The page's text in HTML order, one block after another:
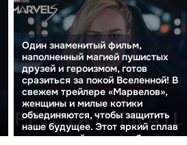
Один знаменитый фильм,
наполненный магией пушистых
друзей и героизмом, готов
сразиться за покой Вселенной! В
свежем трейлере «Марвелов»,
женщины и милые котики
объединяются, чтобы защитить
наше будущее. Этот яркий сплав
приключений и юмора обещает